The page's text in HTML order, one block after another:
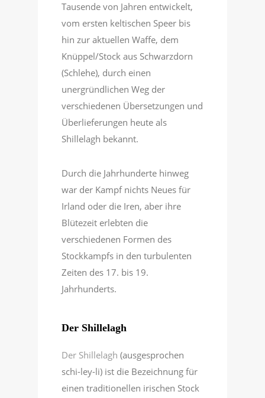
Tausende von Jahren entwickelt,
vom ersten keltischen Speer bis
hin zur aktuellen Waffe, dem
Knüppel/Stock aus Schwarzdorn
(Schlehe), durch einen
unergründlichen Weg der
verschiedenen Übersetzungen und
Überlieferungen heute als
Shillelagh bekannt.
Durch die Jahrhunderte hinweg
war der Kampf nichts Neues für
Irland oder die Iren, aber ihre
Blütezeit erlebten die
verschiedenen Formen des
Stockkampfs in den turbulenten
Zeiten des 17. bis 19.
Jahrhunderts.
Der Shillelagh
Der Shillelagh (ausgesprochen
schi-ley-li) ist die Bezeichnung für
einen traditionellen irischen Stock